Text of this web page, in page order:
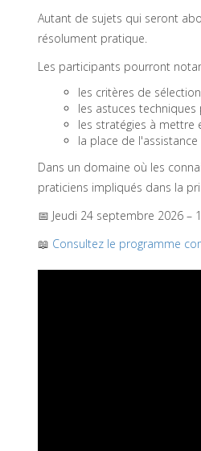
Autant de sujets qui seront
résolument pratique.
Les participants pourront
les critères de
les astuces
les stratégies à mettre
la place de
Dans un domaine où les
praticiens impliqués dans la
📅 Jeudi 24 septembre 2026 –
📖 Consultez le programme